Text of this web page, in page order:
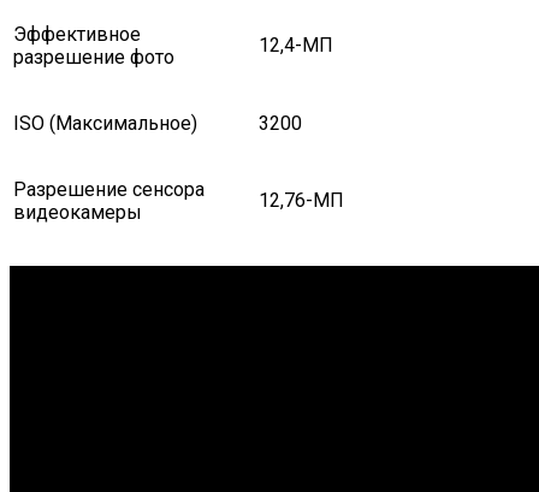
Эффективное
разрешение фото
12,4-МП
ISO (Максимальное) 3200
Разрешение сенсора
видеокамеры
12,76-МП